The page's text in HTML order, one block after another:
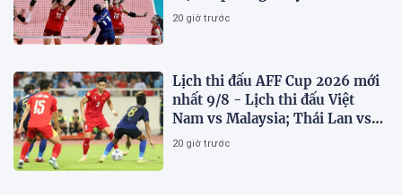
V.Cup 2026 hôm nay 9/8
20 giờ trước
Lịch thi đấu AFF Cup 2026 mới
nhất 9/8 - Lịch thi đấu Việt
Nam vs Malaysia; Thái Lan vs
Singapore
20 giờ trước